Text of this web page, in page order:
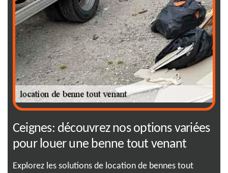
Ceignes: découvrez nos options variées
pour louer une benne tout venant
Explorez les solutions de location de bennes tout